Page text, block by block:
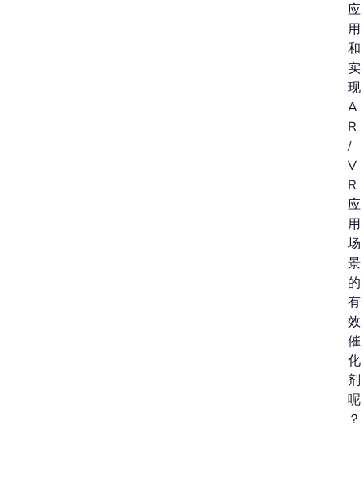
应
用
和
实
现
A
R
/
V
R
应
用
场
景
的
有
效
催
化
剂
呢
？